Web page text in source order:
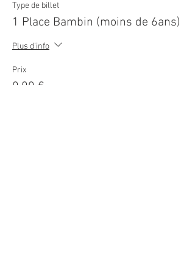
Type de billet
1 Place Bambin (moins de 6ans)
Plus d'info
Prix
0,00 €